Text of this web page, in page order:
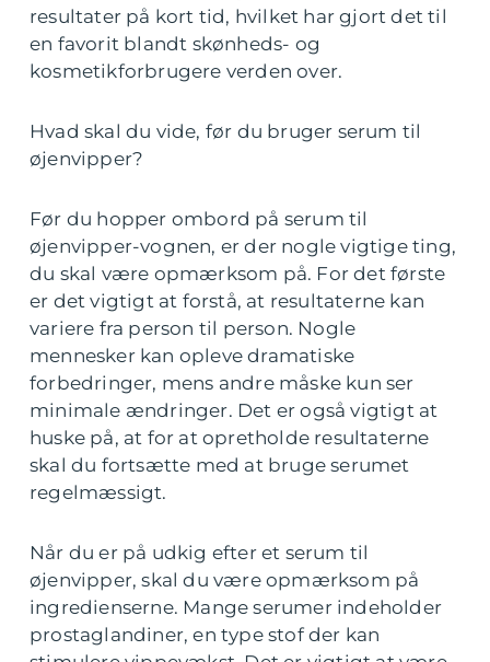
resultater på kort tid, hvilket har gjort det til
en favorit blandt skønheds- og
kosmetikforbrugere verden over.
Hvad skal du vide, før du bruger serum til
øjenvipper?
Før du hopper ombord på serum til
øjenvipper-vognen, er der nogle vigtige ting,
du skal være opmærksom på. For det første
er det vigtigt at forstå, at resultaterne kan
variere fra person til person. Nogle
mennesker kan opleve dramatiske
forbedringer, mens andre måske kun ser
minimale ændringer. Det er også vigtigt at
huske på, at for at opretholde resultaterne
skal du fortsætte med at bruge serumet
regelmæssigt.
Når du er på udkig efter et serum til
øjenvipper, skal du være opmærksom på
ingredienserne. Mange serumer indeholder
prostaglandiner, en type stof der kan